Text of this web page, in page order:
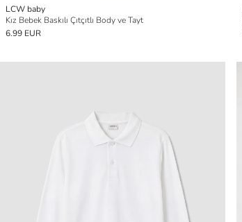
LCW baby
Kız Bebek Baskılı Çıtçıtlı Body ve Tayt
6.99 EUR